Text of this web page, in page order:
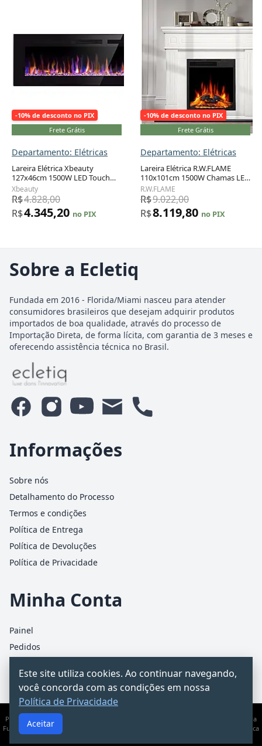
-10% de desconto no PIX
Frete Grátis
Departamento: Elétricas
Lareira Elétrica Xbeauty
127x46cm 1500W LED Touch
Screen Embutir 110V
Xbeauty
R$4.828,00
R$4.345,20 no PIX
-10% de desconto no PIX
Frete Grátis
Departamento: Elétricas
Lareira Elétrica R.W.FLAME
110x101cm 1500W Chamas LED
Rack TV Branca 110V
R.W.FLAME
R$9.022,00
R$8.119,80 no PIX
Sobre a Ecletiq
Fundada em 2016 - Florida/Miami nasceu para atender
consumidores brasileiros que desejam adquirir produtos
importados de boa qualidade, através do processo de
Importação Direta, de forma lícita, com garantia de 3 meses e
oferecendo assistência técnica no Brasil.
Informações
Sobre nós
Detalhamento do Processo
Termos e condições
Política de Entrega
Política de Devoluções
Política de Privacidade
Minha Conta
Painel
Pedidos
Carrinho
PCChacur Intermediação · CNPJ 31.928.499/0001-25 · Rua James Holland, 95 – Barra
Funda, São Paulo/SP · Documento informativo — não substitui consultoria jurídica
Este site utiliza cookies. Ao continuar navegando,
você concorda com as condições em nossa
Política de Privacidade
Aceitar